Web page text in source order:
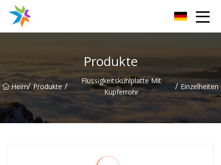
Produkte
Heim/ Produkte /
Flüssigkeitskühlplatte Mit
Kupferrohr
/ Einzelheiten